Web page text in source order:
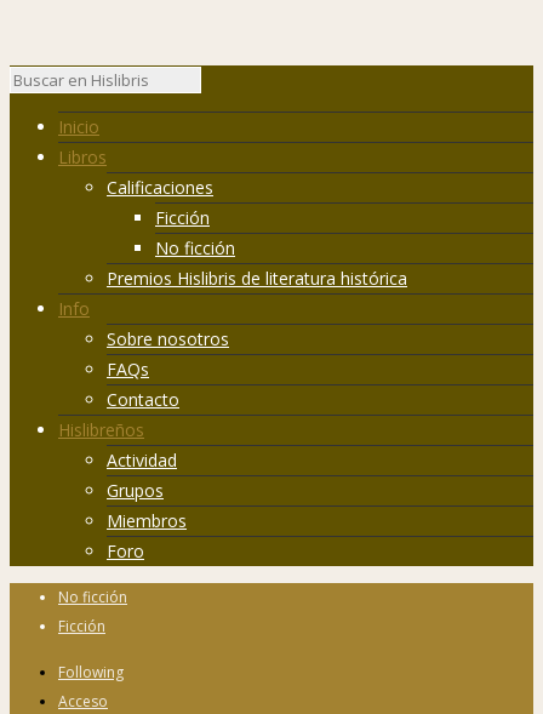
Inicio
Libros
Calificaciones
Ficción
No ficción
Premios Hislibris de literatura histórica
Info
Sobre nosotros
FAQs
Contacto
Hislibreños
Actividad
Grupos
Miembros
Foro
No ficción
Ficción
Following
Acceso